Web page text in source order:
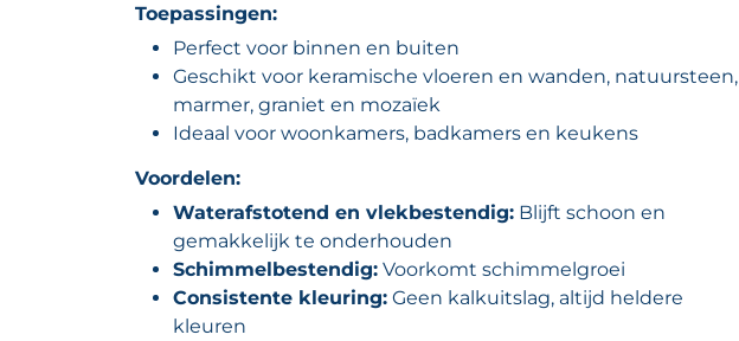
Toepassingen:
Perfect voor binnen en buiten
Geschikt voor keramische vloeren en wanden, natuursteen,
marmer, graniet en mozaïek
Ideaal voor woonkamers, badkamers en keukens
Voordelen:
Waterafstotend en vlekbestendig: Blijft schoon en
gemakkelijk te onderhouden
Schimmelbestendig: Voorkomt schimmelgroei
Consistente kleuring: Geen kalkuitslag, altijd heldere
kleuren